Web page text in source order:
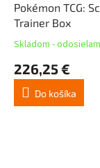
Pokémon TCG:
Trainer Box
Skladom -
226,25 €
Do košíka